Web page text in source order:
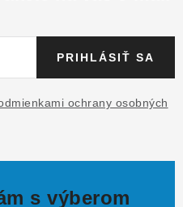
ochrany osobných
PRIHLÁSIŤ SA
s výberom